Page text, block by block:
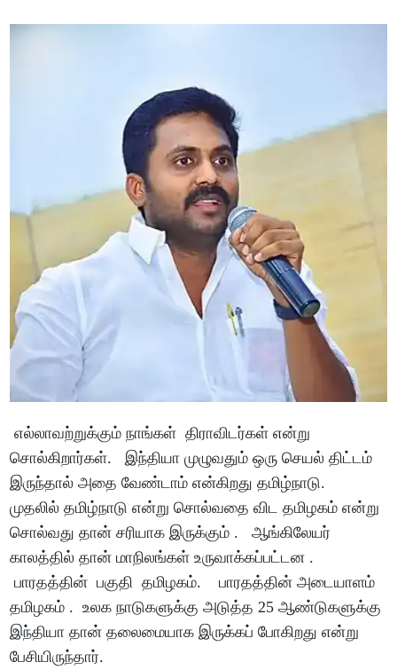
எல்லாவற்றுக்கும் நாங்கள் திராவிடர்கள் என்று
சொல்கிறார்கள். இந்தியா முழுவதும் ஒரு செயல் திட்டம்
இருந்தால் அதை வேண்டாம் என்கிறது தமிழ்நாடு.
முதலில் தமிழ்நாடு என்று சொல்வதை விட தமிழகம் என்று
சொல்வது தான் சரியாக இருக்கும் . ஆங்கிலேயர்
காலத்தில் தான் மாநிலங்கள் உருவாக்கப்பட்டன .
பாரதத்தின் பகுதி தமிழகம். பாரதத்தின் அடையாளம்
தமிழகம் . உலக நாடுகளுக்கு அடுத்த 25 ஆண்டுகளுக்கு
இந்தியா தான் தலைமையாக இருக்கப் போகிறது என்று
பேசியிருந்தார்.